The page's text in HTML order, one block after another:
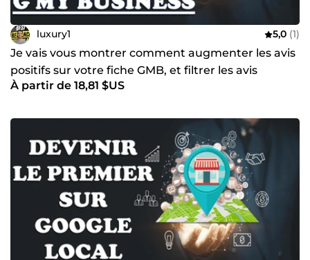
luxury1 5,0 (1)
Je vais vous montrer comment augmenter les avis
positifs sur votre fiche GMB, et filtrer les avis
négatifs
À partir de 18,81 $US